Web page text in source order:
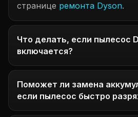
странице ремонта Dyson.
Что делать, если пылесос
включается?
Поможет ли замена
если пылесос быстро